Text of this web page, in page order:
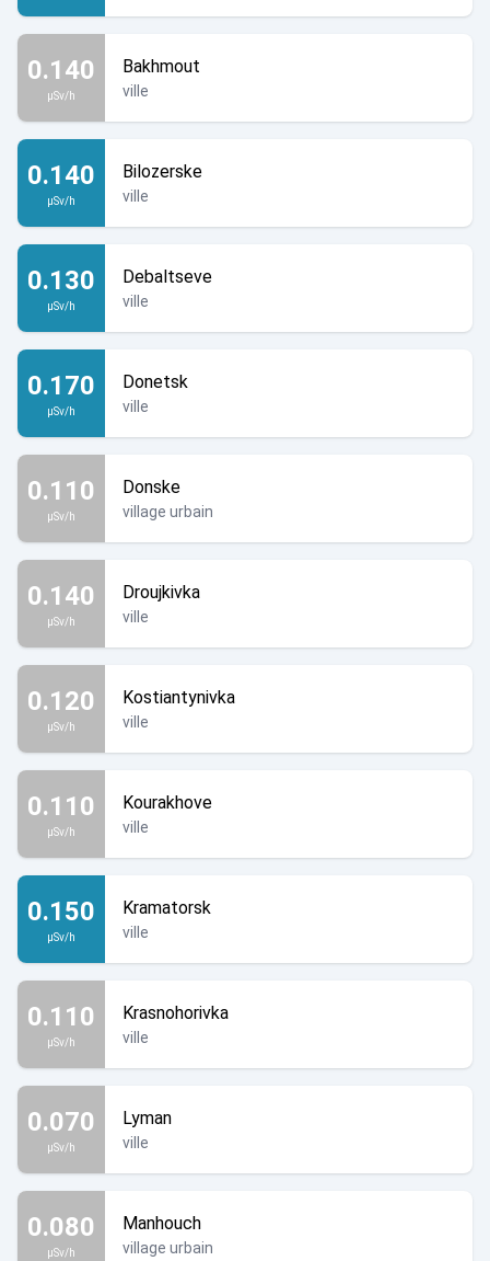
0.140
µSv/h
Bakhmout
ville
0.140
µSv/h
Bilozerske
ville
0.130
µSv/h
Debaltseve
ville
0.170
µSv/h
Donetsk
ville
0.110
µSv/h
Donske
village urbain
0.140
µSv/h
Droujkivka
ville
0.120
µSv/h
Kostiantynivka
ville
0.110
µSv/h
Kourakhove
ville
0.150
µSv/h
Kramatorsk
ville
0.110
µSv/h
Krasnohorivka
ville
0.070
µSv/h
Lyman
ville
0.080
µSv/h
Manhouch
village urbain